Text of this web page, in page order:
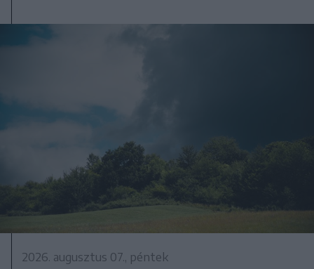
2026. augusztus 07., péntek